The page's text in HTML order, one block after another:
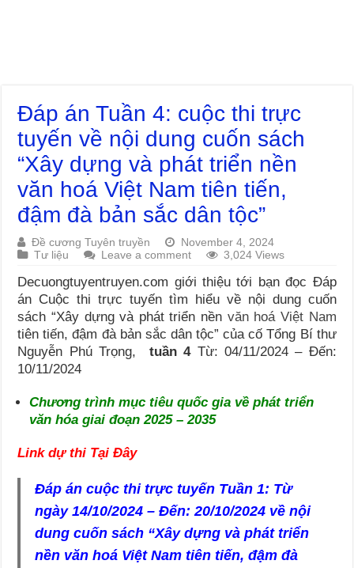
Đáp án Tuần 4: cuộc thi trực
tuyến về nội dung cuốn sách
“Xây dựng và phát triển nền
văn hoá Việt Nam tiên tiến,
đậm đà bản sắc dân tộc”
Đề cương Tuyên truyền
November 4, 2024
Tư liệu
Leave a comment 3,024 Views
Decuongtuyentruyen.com giới thiệu tới bạn đọc Đáp
án Cuộc thi trực tuyến tìm hiểu về nội dung cuốn
sách “Xây dựng và phát triển nền văn hoá Việt Nam
tiên tiến, đậm đà bản sắc dân tộc” của cố Tổng Bí thư
Nguyễn Phú Trọng, tuần 4Từ: 04/11/2024 – Đến:
10/11/2024
Chương trình mục tiêu quốc gia về phát triển
văn hóa giai đoạn 2025 – 2035
Link dự thi Tại Đây
Đáp án cuộc thi trực tuyến Tuần 1: Từ
ngày 14/10/2024 – Đến: 20/10/2024 về nội
dung cuốn sách “Xây dựng và phát triển
nền văn hoá Việt Nam tiên tiến, đậm đà